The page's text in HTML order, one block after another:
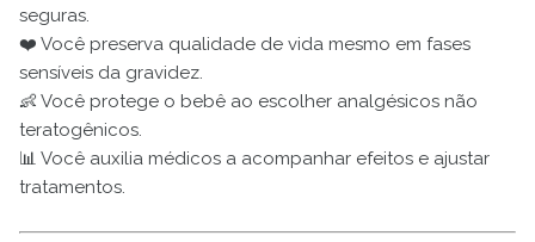
seguras.
❤️ Você preserva qualidade de vida mesmo em fases
sensíveis da gravidez.
👶 Você protege o bebê ao escolher analgésicos não
teratogênicos.
📊 Você auxilia médicos a acompanhar efeitos e ajustar
tratamentos.